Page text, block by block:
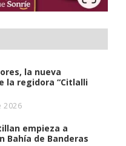
la nueva
la regidora “Citlalli
2026
empieza a
Bahía de Banderas